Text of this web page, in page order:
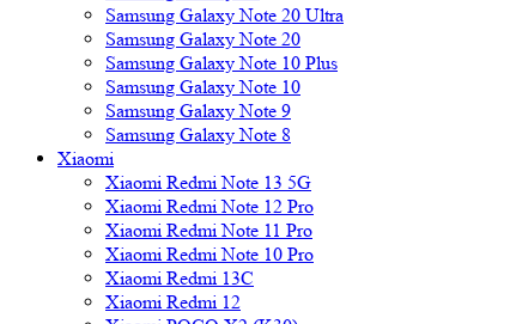
Samsung Galaxy Note 20 Ultra
Samsung Galaxy Note 20
Samsung Galaxy Note 10 Plus
Samsung Galaxy Note 10
Samsung Galaxy Note 9
Samsung Galaxy Note 8
Xiaomi
Xiaomi Redmi Note 13 5G
Xiaomi Redmi Note 12 Pro
Xiaomi Redmi Note 11 Pro
Xiaomi Redmi Note 10 Pro
Xiaomi Redmi 13C
Xiaomi Redmi 12